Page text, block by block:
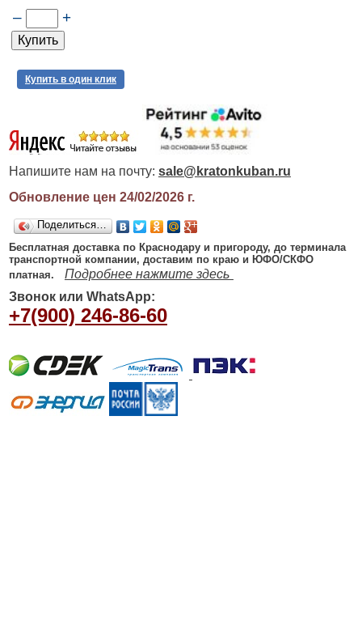
– +
Купить в один клик
Напишите нам на почту: sale@kratonkuban.ru
Обновление цен 24/02/2026г.
Поделиться…
Бесплатная доставка по Краснодару и пригороду, до терминала
транспортной компании, доставим по краю и ЮФО/СКФО
платная.
Подробнее нажмите здесь
Звонок или WhatsApp:
+7(900) 246-86-60